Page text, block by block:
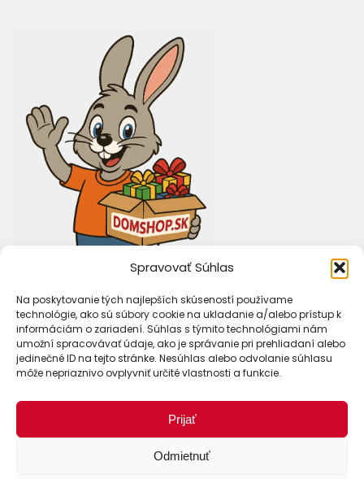
Spravovať Súhlas
Na poskytovanie tých najlepších skúseností používame
technológie, ako sú súbory cookie na ukladanie a/alebo prístup k
informáciám o zariadení. Súhlas s týmito technológiami nám
umožní spracovávať údaje, ako je správanie pri prehliadaní alebo
jedinečné ID na tejto stránke. Nesúhlas alebo odvolanie súhlasu
môže nepriaznivo ovplyvniť určité vlastnosti a funkcie.
Prijať
Odmietnuť